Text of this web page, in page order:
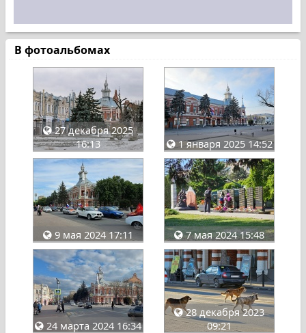
В фотоальбомах
27 декабря 2025
16:13
1 января 2025 14:52
9 мая 2024 17:11 7 мая 2024 15:48
24 марта 2024 16:34
28 декабря 2023
09:21